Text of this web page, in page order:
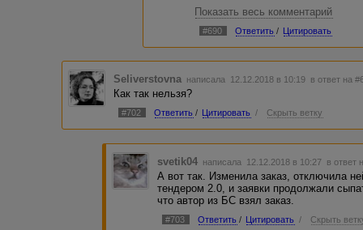
45 руб. за 1000 (по факту заказ
близко к минимуму - 28 руб. за
А так выбор широкий - со сбором
ручным отбором, без сбора
нам, а к неправильному
Показать весь комментарий
#690 Ответить / Цитировать
Seliverstovna написала 12.12.2018 в 10:19 в ответ на
Как так нельзя?
#702 Ответить / Цитировать / Скрыть ветку
svetik04 написала 12.12.2018 в 10:27 в ответ
А вот так. Изменила заказ, отключила
тендером 2.0, и заявки продолжали
что автор из БС взял заказ.
#703 Ответить / Цитировать / Скрыть